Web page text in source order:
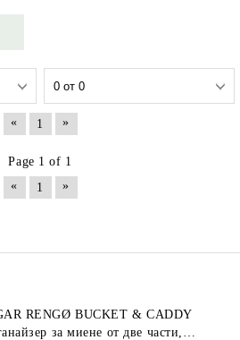
« 1 »
Page 1 of 1
«
1 »
RENGØ BUCKET & CADDY
за миене от две части,